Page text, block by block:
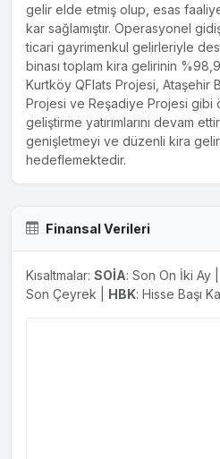
gelir elde etmiş olup, esas
kar sağlamıştır. Operasyonel
ticari gayrimenkul gelirleriyle
binası toplam kira gelirinin
Kurtköy QFlats Projesi, Ataşehir
Projesi ve Reşadiye Projesi gibi
geliştirme yatırımlarını devam
genişletmeyi ve düzenli kira geliri
hedeflemektedir.
Finansal Verileri
Kısaltmalar: SOİA: Son On İki Ay |
Son Çeyrek | HBK: Hisse Başı